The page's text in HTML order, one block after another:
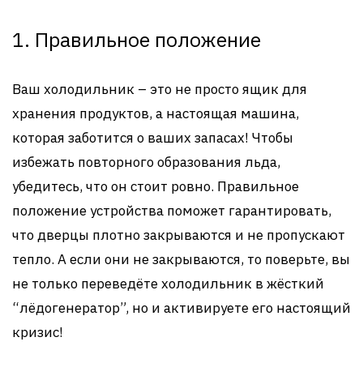
1. Правильное положение
Ваш холодильник – это не просто ящик для
хранения продуктов, а настоящая машина,
которая заботится о ваших запасах! Чтобы
избежать повторного образования льда,
убедитесь, что он стоит ровно. Правильное
положение устройства поможет гарантировать,
что дверцы плотно закрываются и не пропускают
тепло. А если они не закрываются, то поверьте, вы
не только переведёте холодильник в жёсткий
“лёдогенератор”, но и активируете его настоящий
кризис!